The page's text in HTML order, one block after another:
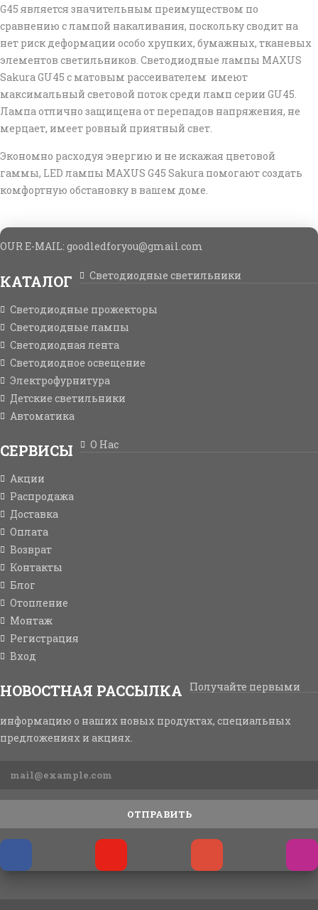
G45 является значительным преимуществом по
сравнению с лампой накаливания, поскольку сводит на
нет риск деформации особо хрупких, бумажных, тканевых
элементов светильников. Светодиодные лампы MAXUS
Sakura GU45 с матовым рассеивателем имеют
максимальный световой поток среди ламп серии GU45.
Лампа отлично защищена от перепадов напряжения, не
мерцает, имеет ровный приятный свет.
Экономно расходуя энергию и не искажая цветовой
гаммы, LED лампы MAXUS G45 Sakura помогают создать
комфортную обстановку в вашем доме.
OUR E-MAIL: goodledforyou@gmail.cоm
КАТАЛОГ Светодиодные светильники
Светодиодные прожекторы
Светодиодные лампы
Светодиодная лента
Светодиодное освещение
Электрофурнитура
Детские светильники
Автоматика
СЕРВИСЫ О Нас
Акции
Распродажа
Доставка
Оплата
Возврат
Контакты
Блог
Отопление
Монтаж
Регистрация
Вход
НОВОСТНАЯ РАССЫЛКА Получайте первыми
информацию о наших новых продуктах, специальных
предложениях и акциях.
ОТПРАВИТЬ